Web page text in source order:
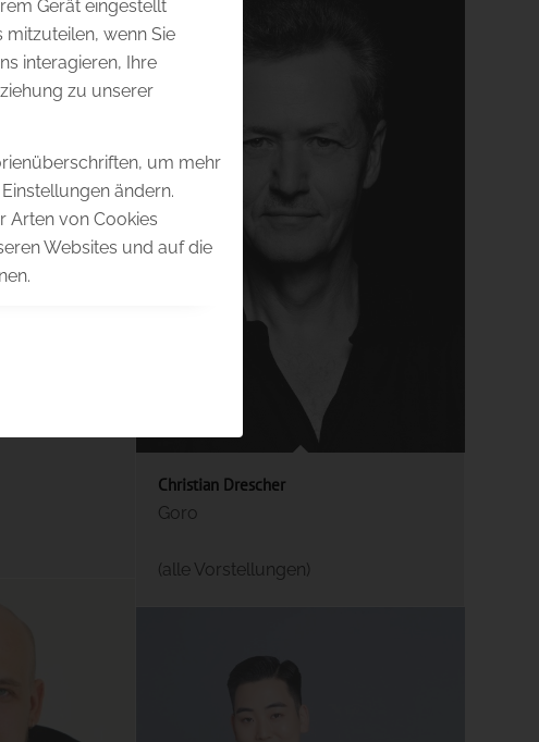
Gerät eingestellt
wenn Sie
interagieren, Ihre
zu unserer
um mehr
ändern.
Arten von Cookies
Websites und auf die
Christian Drescher
Goro
(alle Vorstellungen)